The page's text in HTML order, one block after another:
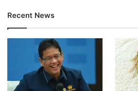
Recent News